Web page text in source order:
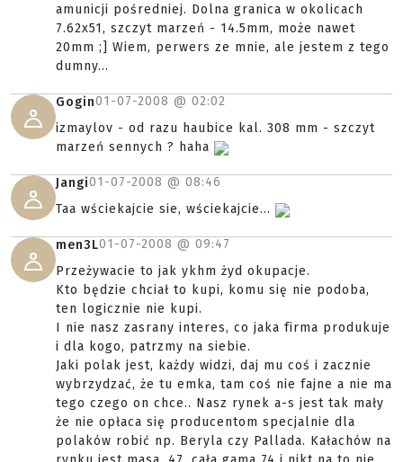
amunicji pośredniej. Dolna granica w okolicach
7.62x51, szczyt marzeń - 14.5mm, może nawet
20mm ;] Wiem, perwers ze mnie, ale jestem z tego
dumny...
Gogin01-07-2008 @ 02:02
izmaylov - od razu haubice kal. 308 mm - szczyt
marzeń sennych ? haha
Jangi01-07-2008 @ 08:46
Taa wściekajcie sie, wściekajcie...
men3L01-07-2008 @ 09:47
Przeżywacie to jak ykhm żyd okupacje.
Kto będzie chciał to kupi, komu się nie podoba,
ten logicznie nie kupi.
I nie nasz zasrany interes, co jaka firma produkuje
i dla kogo, patrzmy na siebie.
Jaki polak jest, każdy widzi, daj mu coś i zacznie
wybrzydzać, że tu emka, tam coś nie fajne a nie ma
tego czego on chce.. Nasz rynek a-s jest tak mały
że nie opłaca się producentom specjalnie dla
polaków robić np. Beryla czy Pallada. Kałachów na